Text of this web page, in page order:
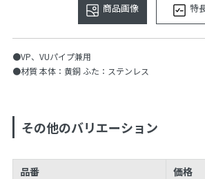
商品画像 特
●VP、VUパイプ兼用
●材質 本体：黄銅 ふた：ステンレス
その他のバリエーション
品番 価格